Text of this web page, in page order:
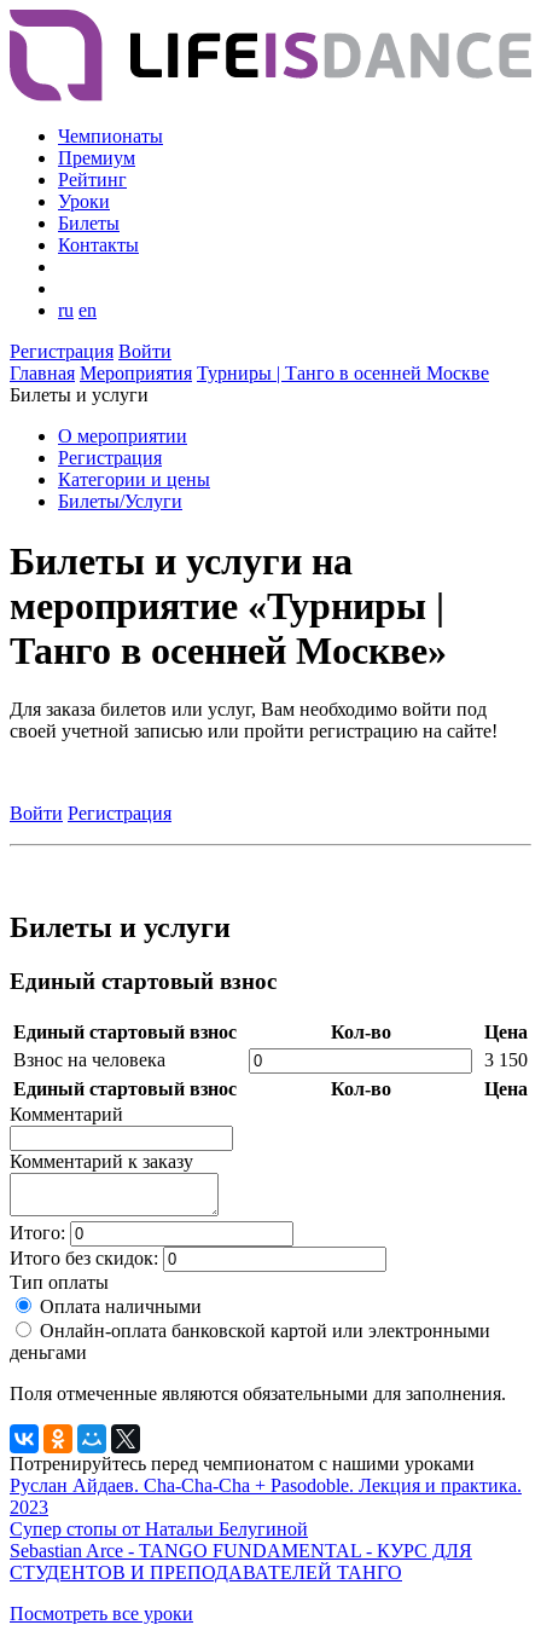
Чемпионаты
Премиум
Рейтинг
Уроки
Билеты
Контакты
ru en
Регистрация Войти
Главная Мероприятия Турниры | Танго в осенней Москве
Билеты и услуги
О мероприятии
Регистрация
Категории и цены
Билеты/Услуги
Билеты и услуги на
мероприятие «Турниры |
Танго в осенней Москве»
Для заказа билетов или услуг, Вам необходимо войти под
своей учетной записью или пройти регистрацию на сайте!
Войти Регистрация
Билеты и услуги
Единый стартовый взнос
Единый стартовый взнос Кол-во
Цена
Взнос на человека
3 150
Единый стартовый взнос
Кол-во
Цена
Комментарий
Комментарий к заказу
Итого:
Итого без скидок:
Тип оплаты
Оплата наличными
Онлайн-оплата банковской картой или электронными
деньгами
Поля отмеченные являются обязательными для заполнения.
Потренируйтесь перед чемпионатом с нашими уроками
Руслан Айдаев. Cha-Cha-Cha + Pasodoble. Лекция и практика.
2023
Супер стопы от Натальи Белугиной
Sebastian Arce - TANGO FUNDAMENTAL - КУРС ДЛЯ
СТУДЕНТОВ И ПРЕПОДАВАТЕЛЕЙ ТАНГО
Посмотреть все уроки